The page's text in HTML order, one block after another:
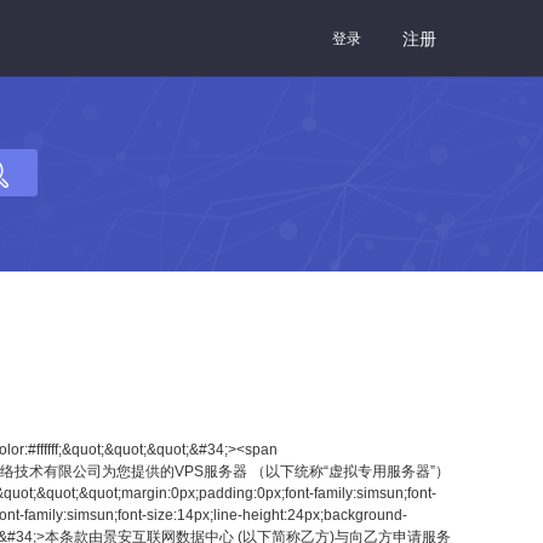
登录 注册
style=&#34;&quot;&quot;&quot;margin:0px;padding:0px;font-size:12px;&quot;&quot;&quot;&#34;>2-1-6<span style=&#34;&quot;&quot;&quot;margin:0px;padding:0px;font-size:9px;line-height:normal;font-family:&#39;times&quot;&quot;&#34;> &nbsp; &nbsp; &nbsp; </span></span><span style=&#34;&quot;&quot;&quot;margin:0px;padding:0px;font-size:12px;&quot;&quot;&quot;&#34;>甲方服务器的用途不得随意变更，甲方改变服务器用途，需要提前七天通知乙方，乙方有权审查甲方变更服务器是否取得相关资质，在甲方没有取得相关资质的条件下，乙方有权中止合同并停止相关服务。</span></div><div style=&#34;&quot;&quot;&quot;margin:0cm&quot;&quot;&#34;></div><div style=&#34;&quot;&quot;&quot;margin:0cm&quot;&quot;&#34;><span style=&#34;&quot;&quot;&quot;margin:0px;padding:0px;font-size:12px;&quot;&quot;&quot;&#34;>2-1-7<span style=&#34;&quot;&quot;&quot;margin:0px;padding:0px;font-size:9px;line-height:normal;font-family:&#39;times&quot;&quot;&#34;> &nbsp; &nbsp; &nbsp; </span></span><span style=&#34;&quot;&quot;&quot;margin:0px;padding:0px;font-size:12px;&quot;&quot;&quot;&#34;>甲方如果在服务器上安装软件，所需要的软件版权/许可/使用权由甲方自行解决。</span></div><div style=&#34;&quot;&quot;&quot;margin:0cm&quot;&quot;&#34;></div><div style=&#34;&quot;&quot;&quot;margin:0cm&quot;&quot;&#34;><span style=&#34;&quot;&quot;&quot;margin:0px;padding:0px;font-size:12px;&quot;&quot;&quot;&#34;>2-1-8<span style=&#34;&quot;&quot;&quot;margin:0px;padding:0px;font-size:9px;line-height:normal;font-family:&#39;times&quot;&quot;&#34;> &nbsp; &nbsp; &nbsp; </span></span><span style=&#34;&quot;&quot;&quot;margin:0px;padding:0px;font-size:12px;&quot;&quot;&quot;&#34;>甲方对使用服务器所引起的任何经济、政治、法律等责任负完全责任。甲方同意，如发生上述事件，与乙方没有任何关系，乙方也不应对此或对第三方承担任何责任或者义务。</span></div><div style=&#34;&quot;&quot;&quot;margin:0cm&quot;&quot;&#34;></div><div style=&#34;&quot;&quot;&quot;margin:0cm&quot;&quot;&#34;><span style=&#34;&quot;&quot;&quot;margin:0px;padding:0px;font-size:12px;&quot;&quot;&quot;&#34;>2-1-9<span style=&#34;&quot;&quot;&quot;margin:0px;padding:0px;font-size:9px;line-height:normal;font-family:&#39;times&quot;&quot;&#34;> &nbsp; &nbsp; &nbsp; </span></span><span style=&#34;&quot;&quot;&quot;margin:0px;padding:0px;font-size:12px;&quot;&quot;&quot;&#34;>甲方对甲方自己存放在服务器上的数据、以及进入和管理服务器的口令、密码的完整性和保密性负责。因甲方维护不当或保密不当致使上述数据、口令、密码等丢失或泄漏所引起的一切损失和后果均由甲方自行承担。</span></div><div style=&#34;&quot;&quot;&quot;margin:0cm&quot;&quot;&#34;></div><div style=&#34;&quot;&quot;&quot;margin:0cm&quot;&quot;&#34;><span style=&#34;&quot;&quot;&quot;margin:0px;padding:0px;font-size:12px;&quot;&quot;&quot;&#34;>2-1-10<span style=&#34;&quot;&quot;&q